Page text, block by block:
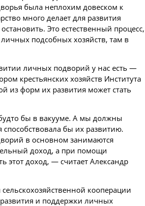
была неплохим довеском к
много делает для развития
Это естественный процесс,
подсобных хозяйств, там в
личных подворий у нас есть —
крестьянских хозяйств Института
из форм их развития может стать
бы в вакууме. А мы должны
бы их развитию.
в основном занимаются
доход, а при помощи
этот доход, — считает Александр
кооперации
и поддержки личных